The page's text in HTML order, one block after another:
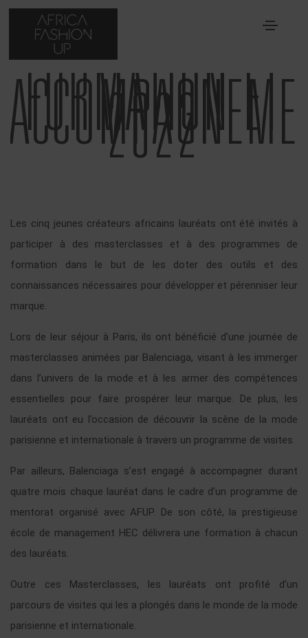
FORMATION ET
2022
Les cinq jeunes créateurs africains lauréats ont été invités à
participer à des masterclasses et à des programmes de
formation dans le but de les doter des outils et des
connaissances nécessaires pour développer et pérenniser leur
marque.
Lors de leur séjour à Paris, ils ont bénéficié d’une journée de
masterclasses animées par Balenciaga, visant à les immerger
dans l’univers de la mode et à les armer des compétences
essentielles pour faire prospérer leur marque. De plus, les
lauréats ont eu l’occasion de découvrir la scène de la mode
parisienne et internationale à travers un programme de visites.
Par ailleurs, Balenciaga s’est engagé à accompagner durant
quatre mois chaque lauréat dans le cadre d’un programme de
mentorat organisé avec AFUP. De son côté, la prestigieuse
école de management HEC délivrera une formation à chacun
des lauréats.
Outre ces Masterclasses, les lauréats ont profité d’un
parcours de visites qui les a plongés dans le monde de la mode
parisienne et internationale.